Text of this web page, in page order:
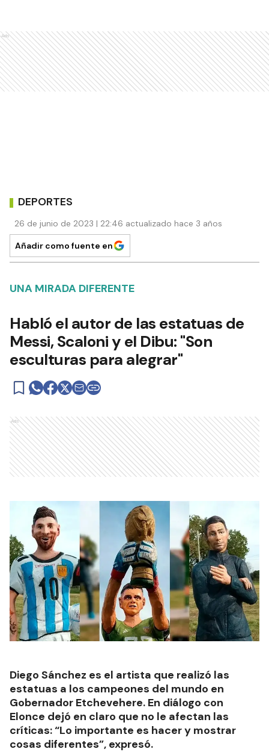
Ads
DEPORTES
26 de junio de 2023 | 22:46 actualizado hace 3 años
Añadir como fuente en
UNA MIRADA DIFERENTE
Habló el autor de las estatuas de
Messi, Scaloni y el Dibu: "Son
esculturas para alegrar"
Ads
Diego Sánchez es el artista que realizó las
estatuas a los campeones del mundo en
Gobernador Etchevehere. En diálogo con
Elonce dejó en claro que no le afectan las
críticas: “Lo importante es hacer y mostrar
cosas diferentes”, expresó.